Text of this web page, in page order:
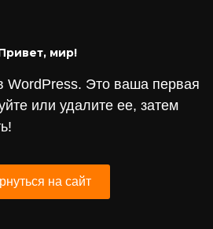
мир!
WordPress. Это ваша первая
или удалите ее, затем
на сайт